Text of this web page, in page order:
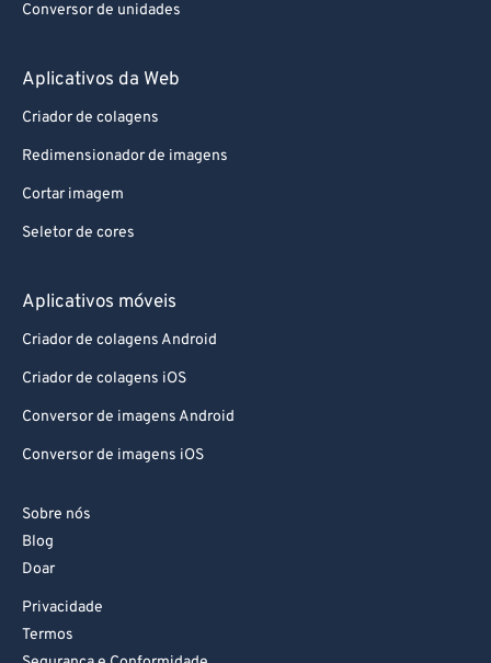
Conversor de unidades
Aplicativos da Web
Criador de colagens
Redimensionador de imagens
Cortar imagem
Seletor de cores
Aplicativos móveis
Criador de colagens Android
Criador de colagens iOS
Conversor de imagens Android
Conversor de imagens iOS
Sobre nós
Blog
Doar
Privacidade
Termos